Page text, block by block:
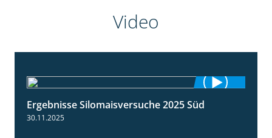
Video
Ergebnisse Silomaisversuche 2025 Süd
30.11.2025